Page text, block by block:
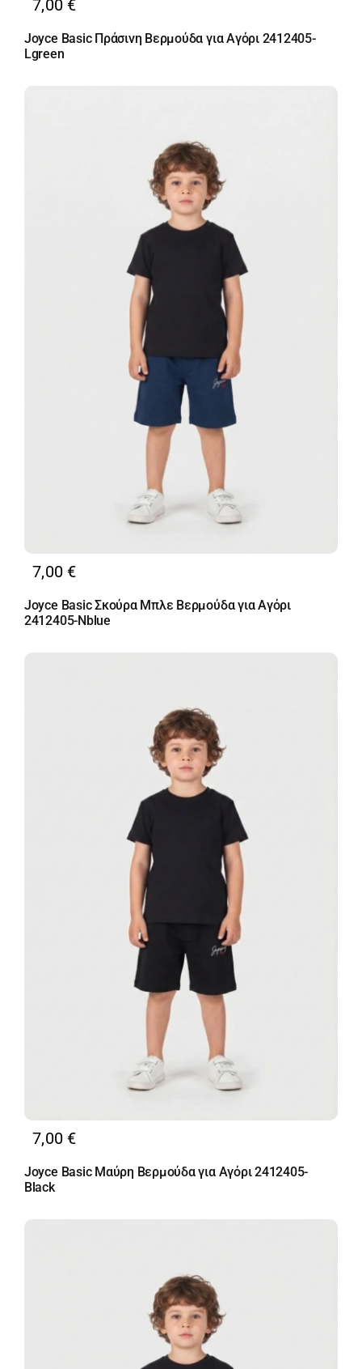
7,00 €
Joyce Basic Πράσινη Βερμούδα για Αγόρι 2412405-
Lgreen
7,00 €
Joyce Basic Σκούρα Μπλε Βερμούδα για Αγόρι
2412405-Nblue
7,00 €
Joyce Basic Μαύρη Βερμούδα για Αγόρι 2412405-
Black